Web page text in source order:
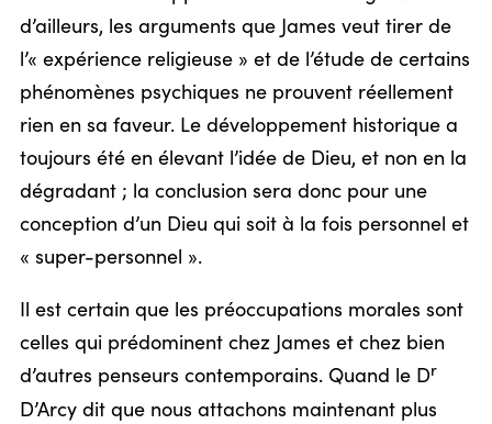
d’ailleurs, les arguments que James veut tirer de
l’« expérience religieuse » et de l’étude de certains
phénomènes psychiques ne prouvent réellement
rien en sa faveur. Le développement historique a
toujours été en élevant l’idée de Dieu, et non en la
dégradant ; la conclusion sera donc pour une
conception d’un Dieu qui soit à la fois personnel et
« super-personnel ».
Il est certain que les préoccupations morales sont
celles qui prédominent chez James et chez bien
d’autres penseurs contemporains. Quand le Dr
D’Arcy dit que nous attachons maintenant plus